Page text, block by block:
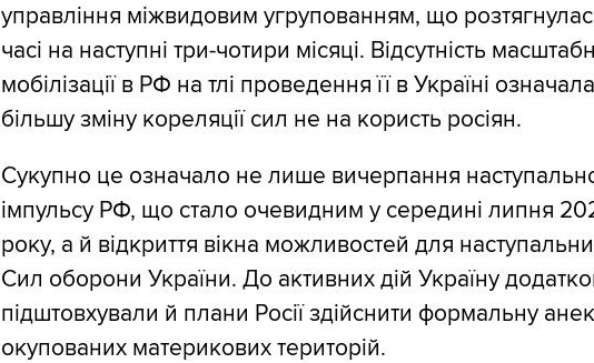
управління міжвидовим угрупованням, що
часі на наступні три-чотири місяці. Відсутність
мобілізації в РФ на тлі проведення її в Україні
більшу зміну кореляції сил не на користь росіян.
Сукупно це означало не лише вичерпання
імпульсу РФ, що стало очевидним у середині липня
року, а й відкриття вікна можливостей для
Сил оборони України. До активних дій Україну
підштовхували й плани Росії здійснити формальну
окупованих материкових територій.